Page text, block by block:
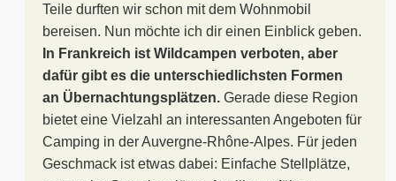
Teile durften wir schon mit dem Wohnmobil
bereisen. Nun möchte ich dir einen Einblick geben.
In Frankreich ist Wildcampen verboten, aber
dafür gibt es die unterschiedlichsten Formen
an Übernachtungsplätzen. Gerade diese Region
bietet eine Vielzahl an interessanten Angeboten für
Camping in der Auvergne-Rhône-Alpes. Für jeden
Geschmack ist etwas dabei: Einfache Stellplätze,